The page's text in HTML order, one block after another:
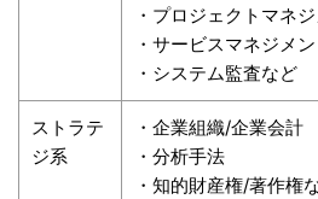
・プロジェクトマネ
・サービスマネジメン
・システム監査など
ストラテ
ジ系
・企業組織/企業会計
・分析手法
・知的財産権/著作権